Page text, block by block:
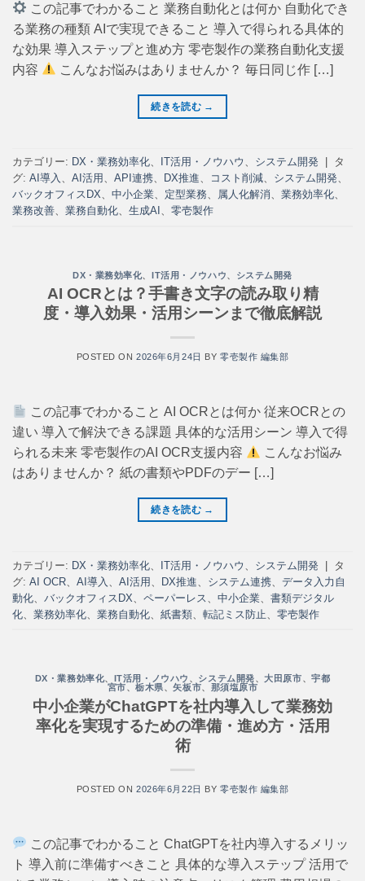
この記事でわかること 業務自動化とは何か 自動化でき
る業務の種類 AIで実現できること 導入で得られる具体的
な効果 導入ステップと進め方 零壱製作の業務自動化支援
内容
こんなお悩みはありませんか？ 毎日同じ作 […]
続きを読む →
カテゴリー: DX・業務効率化 IT活用・ノウハウ システム開発
タ
グ: AI導入 AI活用 API連携 DX推進 コスト削減 システム開発
バックオフィスDX
中小企業 定型業務 属人化解消 業務効率化
業務改善
業務自動化 生成AI 零壱製作
DX・業務効率化、IT活用・ノウハウ、 システム開発
AI OCRとは？手書き文字の読み取り精
度・導入効果・活用シーンまで徹底解説
POSTED ON2026年6月24日 BY 零壱製作 編集部
この記事でわかること AI OCRとは何か 従来OCRとの
違い 導入で解決できる課題 具体的な活用シーン 導入で得
られる未来 零壱製作のAI OCR支援内容
こんなお悩み
はありませんか？ 紙の書類やPDFのデー […]
続きを読む →
カテゴリー: DX・業務効率化 IT活用・ノウハウ システム開発 |
タ
グ: AI OCR AI導入 AI活用 DX推進 システム連携
データ入力自
動化
バックオフィスDX ペーパーレス 中小企業
書類デジタル
化
業務効率化 業務自動化 紙書類 転記ミス防止 零壱製作
DX・業務効率化、 IT活用・ノウハウ 、 システム開発、大田原市、宇都
宮市、栃木県、矢板市、 那須塩原市
中小企業がChatGPTを社内導入して業務効
率化を実現するための準備・進め方・活用
術
POSTED ON2026年6月22日 BY 零壱製作 編集部
この記事でわかること ChatGPTを社内導入するメリッ
ト 導入前に準備すべきこと 具体的な導入ステップ 活用で